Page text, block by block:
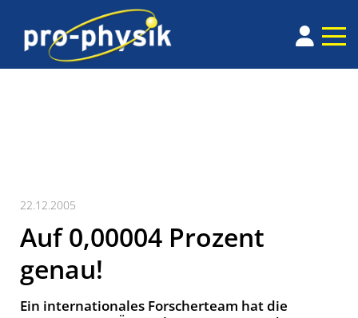
22.12.2005
Auf 0,00004 Prozent
genau!
Ein internationales Forscherteam hat die